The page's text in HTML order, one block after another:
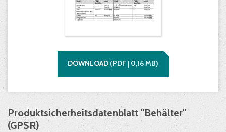
DOWNLOAD (PDF | 0,16MB)
Produktsicherheitsdatenblatt "Behälter"
(GPSR)